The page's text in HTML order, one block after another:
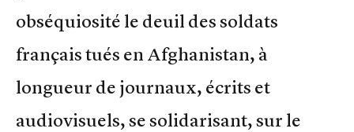
obséquiosité le deuil des soldats
français tués en Afghanistan, à
longueur de journaux, écrits et
audiovisuels, se solidarisant, sur le